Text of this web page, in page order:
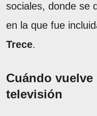
sociales, donde se
en la que fue
Trece.
Cuándo
televisión